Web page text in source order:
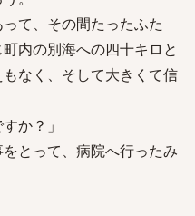
て、その間たったふた
内の別海への四十キロと
なく、そして大きくて信
か？」
とって、病院へ行ったみ